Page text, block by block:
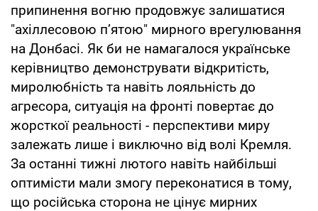
припинення вогню продовжує залишатися
"ахіллесовою п’ятою" мирного врегулювання
на Донбасі. Як би не намагалося українське
керівництво демонструвати відкритість,
миролюбність та навіть лояльність до
агресора, ситуація на фронті повертає до
жорсткої реальності - перспективи миру
залежать лише і виключно від волі Кремля.
За останні тижні лютого навіть найбільші
оптимісти мали змогу переконатися в тому,
що російська сторона не цінує мирних